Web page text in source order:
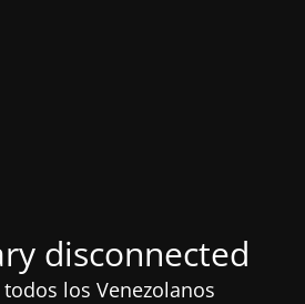
disconnected
los Venezolanos